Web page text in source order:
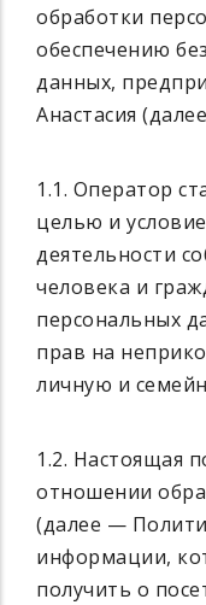
обработки
обеспечению
данных,
Анастасия
1.1. Оператор
целью и
деятельности
человека и
персональных
прав на
личную и
1.2. Настоящая
отношении
(далее —
информации,
получить о